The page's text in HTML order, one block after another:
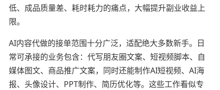
低、成品质量差、耗时耗力的痛点，大幅提升副业收益上
限。
AI内容代做的接单范围十分广泛，适配绝大多数新手。日
常可承接的业务包含：代写朋友圈文案、短视频脚本、自
媒体图文、商品推广文案，同时还能制作AI短视频、AI海
报、头像设计、PPT制作、简历优化等。这些工作看似专